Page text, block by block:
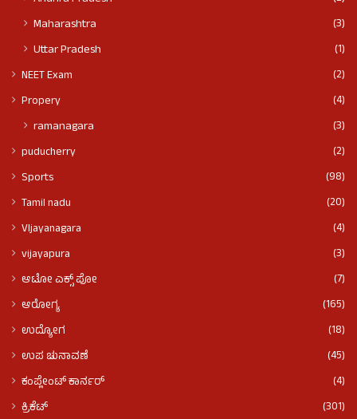
Maharashtra
(3)
Uttar Pradesh
(1)
NEET Exam
(2)
Propery
(4)
ramanagara (3)
puducherry
(2)
Sports
(98)
Tamil nadu
(20)
VIjayanagara
(4)
vijayapura
(3)
ಆಟೋ ಎಕ್ಸ್ ಪೋ
(7)
ಆರೋಗ್ಯ
(165)
ಉದ್ಯೋಗ
(18)
ಉಪ ಚುನಾವಣೆ
(45)
ಕಂಪ್ಲೇಂಟ್ ಕಾರ್ನರ್
(4)
ಕ್ರಿಕೆಟ್
(301)